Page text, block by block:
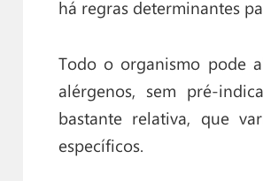
há regras determinantes
Todo o organismo pode
alérgenos, sem pré-
bastante relativa, que
específicos.